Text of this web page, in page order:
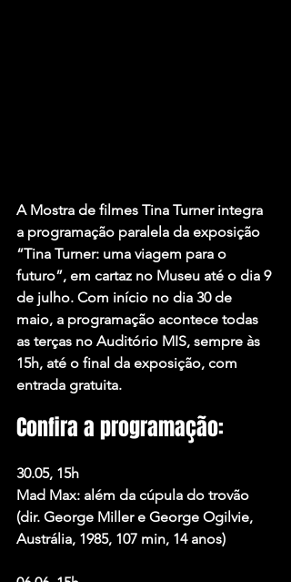
A Mostra de filmes Tina Turner integra
a programação paralela da exposição
“Tina Turner: uma viagem para o
futuro”, em cartaz no Museu até o dia 9
de julho. Com início no dia 30 de
maio, a programação acontece todas
as terças no Auditório MIS, sempre às
15h, até o final da exposição, com
entrada gratuita.
Confira a programação:
30.05, 15h
Mad Max: além da cúpula do trovão
(dir. George Miller e George Ogilvie,
Austrália, 1985, 107 min, 14 anos)